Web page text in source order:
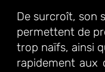
De surcroît, son
permettent de
trop naïfs, ainsi
rapidement aux